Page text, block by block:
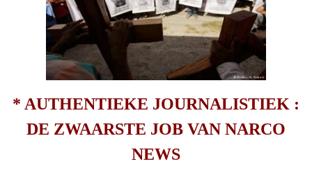
* AUTHENTIEKE JOURNALISTIEK :
DE ZWAARSTE JOB VAN NARCO
NEWS